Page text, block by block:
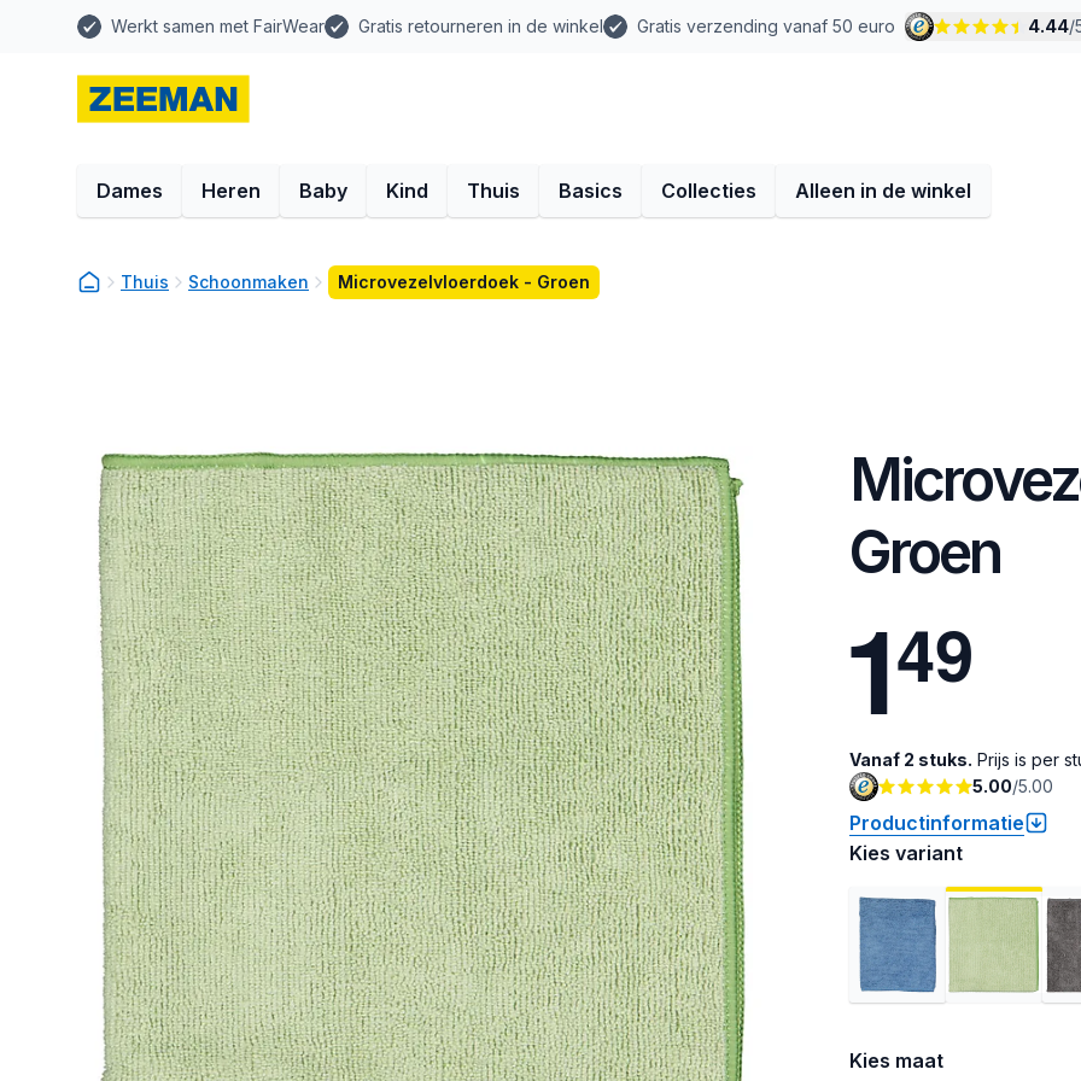
Werkt samen met FairWear Gratis retourneren in de winkel Gratis verzending vanaf 50 euro 4.44/
Dames Heren Baby Kind Thuis Basics Collecties Alleen in de winkel
Thuis Schoonmaken Microvezelvloerdoek - Groen
Groen
149
Vanaf 2 stuks. Prijs is per
5.00/5.00
Productinformatie
Kies variant
Kies maat